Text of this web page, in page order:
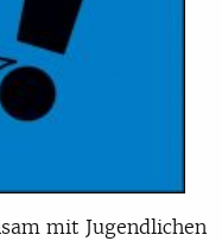
mit Jugendlichen